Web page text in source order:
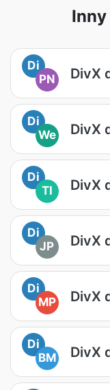
Di
PN
DivX
Di
We
DivX
Di
TI
DivX
Di
JP
DivX
Di
MP
DivX
Di
BM
DivX